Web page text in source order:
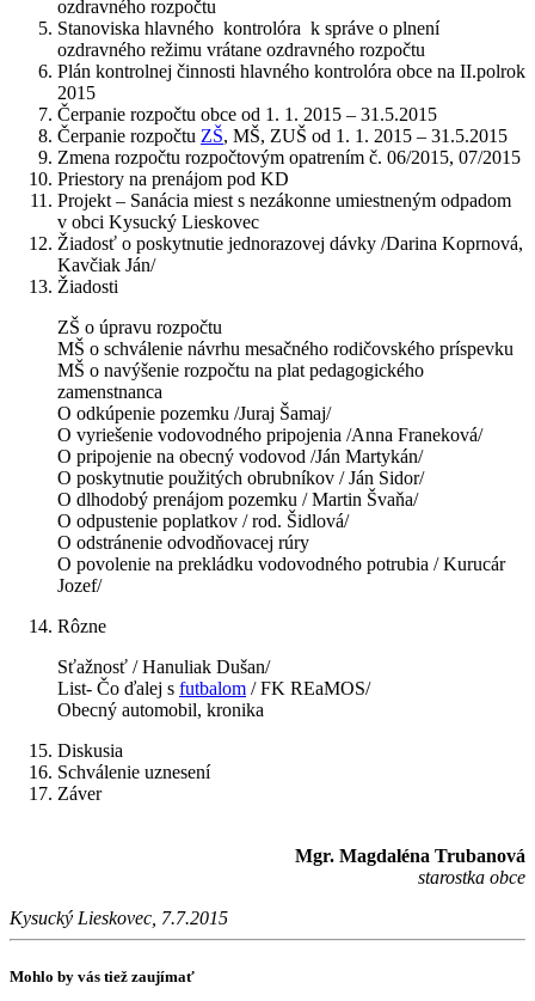
ozdravného rozpočtu
Stanoviska hlavného kontrolóra k správe o plnení
ozdravného režimu vrátane ozdravného rozpočtu
Plán kontrolnej činnosti hlavného kontrolóra obce na II.polrok
2015
Čerpanie rozpočtu obce od 1. 1. 2015 – 31.5.2015
Čerpanie rozpočtu ZŠ, MŠ, ZUŠ od 1. 1. 2015 – 31.5.2015
Zmena rozpočtu rozpočtovým opatrením č. 06/2015, 07/2015
Priestory na prenájom pod KD
Projekt – Sanácia miest s nezákonne umiestneným odpadom
v obci Kysucký Lieskovec
Žiadosť o poskytnutie jednorazovej dávky /Darina Koprnová,
Kavčiak Ján/
Žiadosti
ZŠ o úpravu rozpočtu
MŠ o schválenie návrhu mesačného rodičovského príspevku
MŠ o navýšenie rozpočtu na plat pedagogického
zamenstnanca
O odkúpenie pozemku /Juraj Šamaj/
O vyriešenie vodovodného pripojenia /Anna Franeková/
O pripojenie na obecný vodovod /Ján Martykán/
O poskytnutie použitých obrubníkov / Ján Sidor/
O dlhodobý prenájom pozemku / Martin Švaňa/
O odpustenie poplatkov / rod. Šidlová/
O odstránenie odvodňovacej rúry
O povolenie na prekládku vodovodného potrubia / Kurucár
Jozef/
Rôzne
Sťažnosť / Hanuliak Dušan/
List- Čo ďalej s futbalom / FK REaMOS/
Obecný automobil, kronika
Diskusia
Schválenie uznesení
Záver
Mgr. Magdaléna Trubanová
starostka obce
Kysucký Lieskovec, 7.7.2015
Mohlo by vás tiež zaujímať